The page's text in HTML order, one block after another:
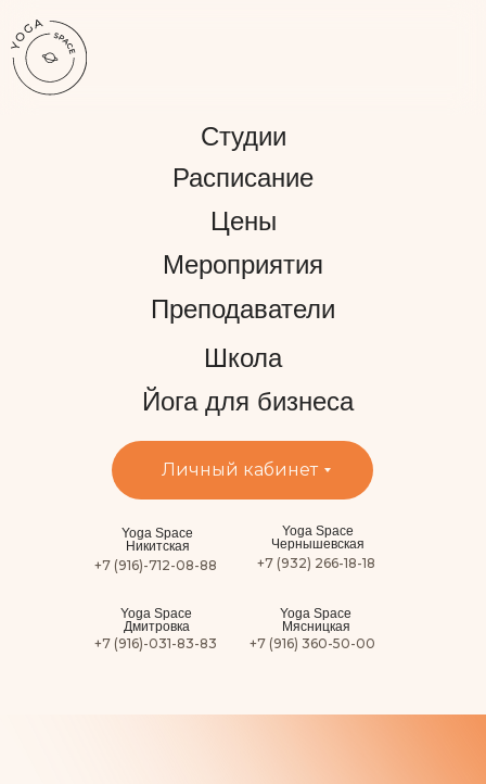
Yoga Space
Никитская
+7 (916)-712-08-88
Yoga Space
Дмитровка
+7 (916)-031-83-83
Студии
Расписание
Цены
Мероприятия
Преподаватели
Йога для бизнеса
Школа
Личный кабинет
Yoga Space
Мясницкая
+7 (916) 360-50-00
Yoga Space
Чернышевская
+7 (932) 266-18-18
Special Class с Алексеем Абаносимовым.